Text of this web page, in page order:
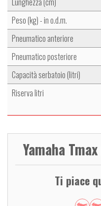
Peso (kg) - in o.d.m.
Pneumatico anteriore
Pneumatico posteriore
Capacità serbatoio (litri)
Riserva litri
Yamaha
Ti piace